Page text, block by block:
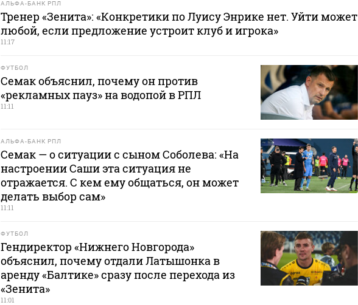
АЛЬФА-БАНК РПЛ
Тренер «Зенита»: «Конкретики по Луису Энрике нет. Уйти может
любой, если предложение устроит клуб и игрока»
11:17
ФУТБОЛ
Семак объяснил, почему он против
«рекламных пауз» на водопой в РПЛ
11:11
АЛЬФА-БАНК РПЛ
Семак — о ситуации с сыном Соболева: «На
настроении Саши эта ситуация не
отражается. С кем ему общаться, он может
делать выбор сам»
11:11
ФУТБОЛ
Гендиректор «Нижнего Новгорода»
объяснил, почему отдали Латышонка в
аренду «Балтике» сразу после перехода из
«Зенита»
11:01